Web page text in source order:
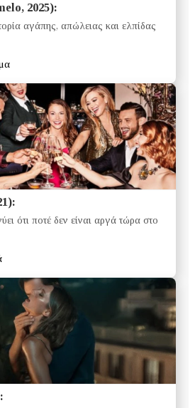
2025):
αγάπης, απώλειας και ελπίδας
ότι ποτέ δεν είναι αργά τώρα στο